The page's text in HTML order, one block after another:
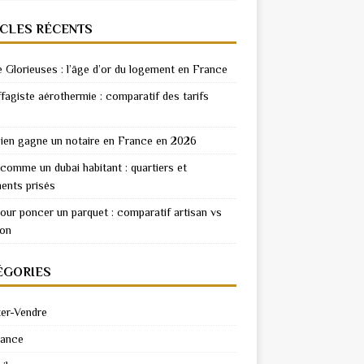
RÉCENTS
Glorieuses : l’âge d’or du logement en France
aérothermie : comparatif des tarifs
gagne un notaire en France en 2026
un dubai habitant : quartiers et
prisés
poncer un parquet : comparatif artisan vs
Vendre